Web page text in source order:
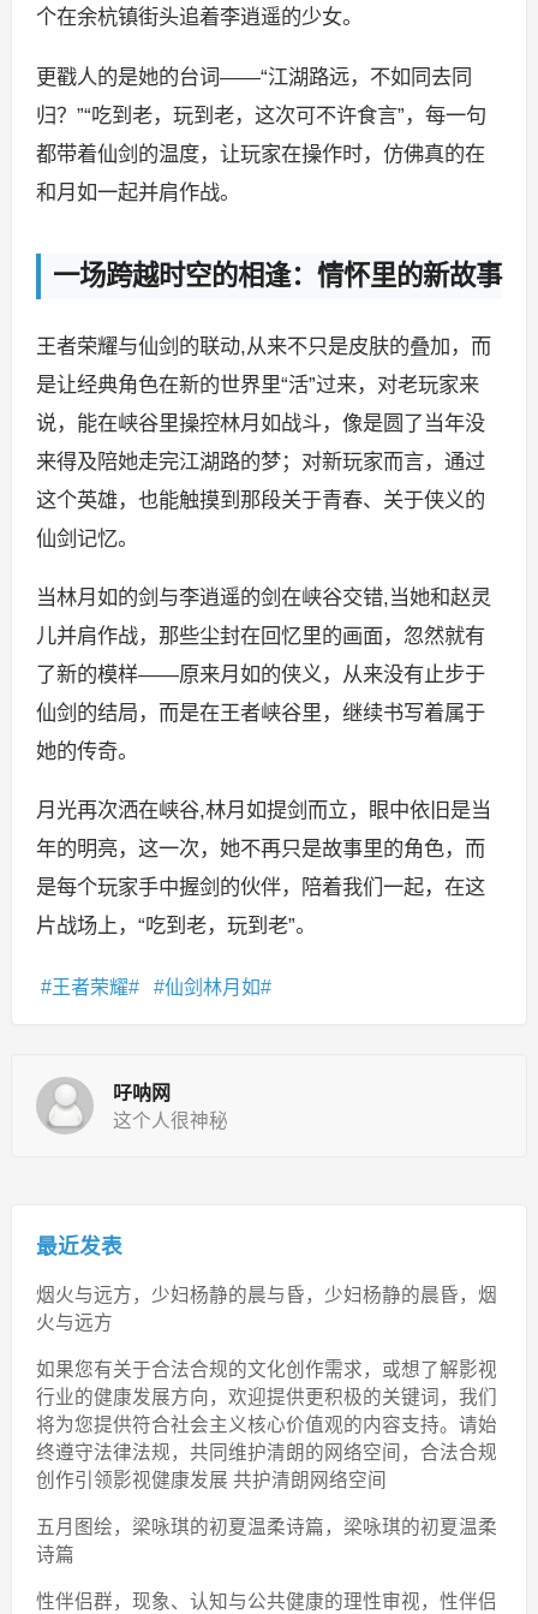
个在余杭镇街头追着李逍遥的少女。
更戳人的是她的台词——“江湖路远，不如同去同
归？”“吃到老，玩到老，这次可不许食言”，每一句
都带着仙剑的温度，让玩家在操作时，仿佛真的在
和月如一起并肩作战。
一场跨越时空的相逢：情怀里的新故事
王者荣耀与仙剑的联动,从来不只是皮肤的叠加，而
是让经典角色在新的世界里“活”过来，对老玩家来
说，能在峡谷里操控林月如战斗，像是圆了当年没
来得及陪她走完江湖路的梦；对新玩家而言，通过
这个英雄，也能触摸到那段关于青春、关于侠义的
仙剑记忆。
当林月如的剑与李逍遥的剑在峡谷交错,当她和赵灵
儿并肩作战，那些尘封在回忆里的画面，忽然就有
了新的模样——原来月如的侠义，从来没有止步于
仙剑的结局，而是在王者峡谷里，继续书写着属于
她的传奇。
月光再次洒在峡谷,林月如提剑而立，眼中依旧是当
年的明亮，这一次，她不再只是故事里的角色，而
是每个玩家手中握剑的伙伴，陪着我们一起，在这
片战场上，“吃到老，玩到老”。
王者荣耀 仙剑林月如
吇呐网
这个人很神秘
最近发表
烟火与远方，少妇杨静的晨与昏，少妇杨静的晨昏，烟
火与远方
如果您有关于合法合规的文化创作需求，或想了解影视
行业的健康发展方向，欢迎提供更积极的关键词，我们
将为您提供符合社会主义核心价值观的内容支持。请始
终遵守法律法规，共同维护清朗的网络空间，合法合规
创作引领影视健康发展 共护清朗网络空间
五月图绘，梁咏琪的初夏温柔诗篇，梁咏琪的初夏温柔
诗篇
性伴侣群，现象、认知与公共健康的理性审视，性伴侣